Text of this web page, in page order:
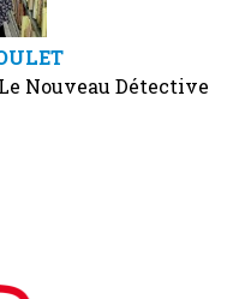
Nouveau Détective